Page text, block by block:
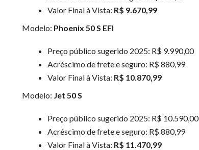
Valor Final à Vista: R$ 9.670,99
Modelo: Phoenix 50 S EFI
Preço público sugerido 2025: R$ 9.990,00
Acréscimo de frete e seguro: R$ 880,99
Valor Final à Vista: R$ 10.870,99
Modelo: Jet 50 S
Preço público sugerido 2025: R$ 10.590,00
Acréscimo de frete e seguro: R$ 880,99
Valor Final à Vista: R$ 11.470,99